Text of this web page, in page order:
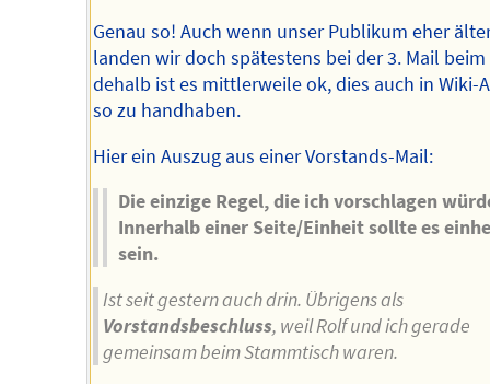
Genau so! Auch wenn unser Publikum eher
landen wir doch spätestens bei der 3. Mail beim
dehalb ist es mittlerweile ok, dies auch in Wiki-
so zu handhaben.
Hier ein Auszug aus einer Vorstands-Mail:
Die einzige Regel, die ich vorschlagen
Innerhalb einer Seite/Einheit sollte es
sein.
Ist seit gestern auch drin. Übrigens als
Vorstandsbeschluss, weil Rolf und ich gerade
gemeinsam beim Stammtisch waren.